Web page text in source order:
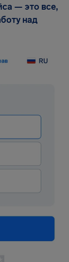
— это все,
над